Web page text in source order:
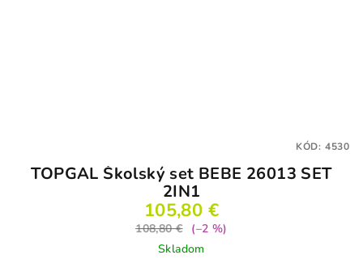
TOPGAL Školský set BEBE 26013 SET
2IN1
105,80 €
108,80 €
(–2 %)
Skladom
KÓD: 4530